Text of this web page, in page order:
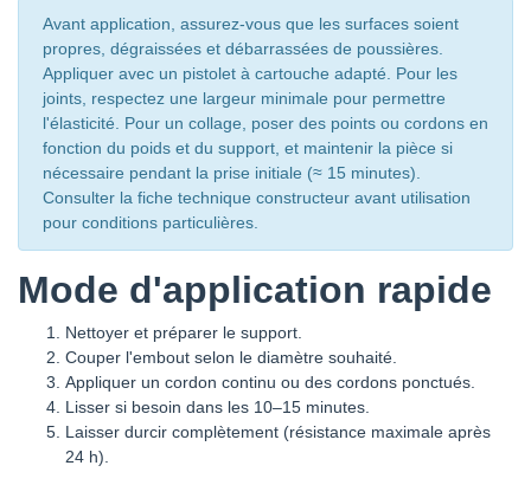
Avant application, assurez-vous que les surfaces soient
propres, dégraissées et débarrassées de poussières.
Appliquer avec un pistolet à cartouche adapté. Pour les
joints, respectez une largeur minimale pour permettre
l'élasticité. Pour un collage, poser des points ou cordons en
fonction du poids et du support, et maintenir la pièce si
nécessaire pendant la prise initiale (≈ 15 minutes).
Consulter la fiche technique constructeur avant utilisation
pour conditions particulières.
Mode d'application rapide
Nettoyer et préparer le support.
Couper l'embout selon le diamètre souhaité.
Appliquer un cordon continu ou des cordons ponctués.
Lisser si besoin dans les 10–15 minutes.
Laisser durcir complètement (résistance maximale après
24 h).